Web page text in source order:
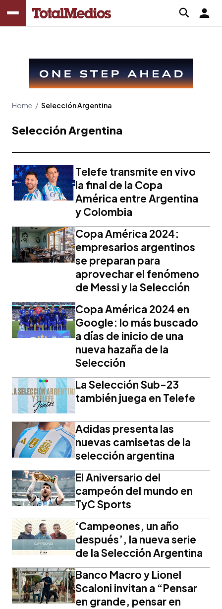
Home / Selección Argentina
Selección Argentina
Telefe transmite en vivo
la final de la Copa
América entre Argentina
y Colombia
Copa América 2024:
empresarios argentinos
se preparan para
aprovechar el fenómeno
de Messi y la Selección
Copa América 2024 en
Google: lo más buscado
a días de inicio de una
nueva hazaña de la
Selección
La Selección Sub-23
también juega en Telefe
Adidas presenta las
nuevas camisetas de la
selección argentina
El Aniversario del
campeón del mundo en
TyC Sports
‘Campeones, un año
después’, la nueva serie
de la Selección Argentina
Banco Macro y Lionel
Scaloni invitan a “Pensar
en grande, pensar en